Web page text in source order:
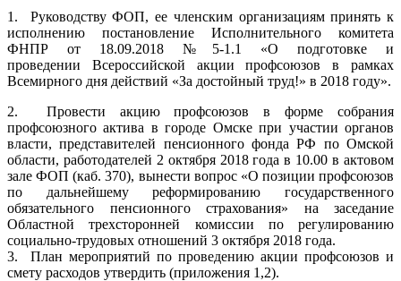
1. Руководству ФОП, ее членским организациям принять к
исполнению постановление Исполнительного комитета
ФНПР от 18.09.2018 №5-1.1 «О подготовке и
проведении Всероссийской акции профсоюзов в рамках
Всемирного дня действий «За достойный труд!» в 2018 году».
2. Провести акцию профсоюзов в форме собрания
профсоюзного актива в городе Омске при участии органов
власти, представителей пенсионного фонда РФ по Омской
области, работодателей 2 октября 2018 года в 10.00 в актовом
зале ФОП (каб. 370), вынести вопрос «О позиции профсоюзов
по дальнейшему реформированию государственного
обязательного пенсионного страхования» на заседание
Областной трехсторонней комиссии по регулированию
социально-трудовых отношений 3 октября 2018 года.
3. План мероприятий по проведению акции профсоюзов и
смету расходов утвердить (приложения 1,2).